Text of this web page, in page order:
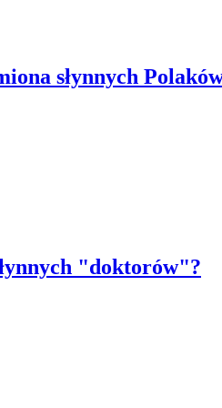
słynnych
"doktorów"?